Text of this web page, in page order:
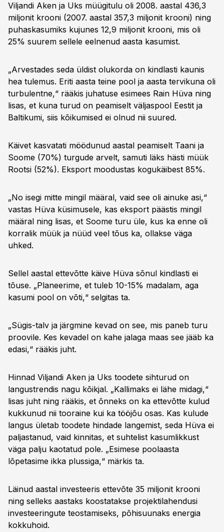
Viljandi Aken ja Uks müügitulu oli 2008. aastal 436,3
miljonit krooni (2007. aastal 357,3 miljonit krooni) ning
puhaskasumiks kujunes 12,9 miljonit krooni, mis oli
25% suurem sellele eelnenud aasta kasumist.
„Arvestades seda üldist olukorda on kindlasti kaunis
hea tulemus. Eriti aasta teine pool ja aasta tervikuna oli
turbulentne,“ rääkis juhatuse esimees Rain Hüva ning
lisas, et kuna turud on peamiselt väljaspool Eestit ja
Baltikumi, siis kõikumised ei olnud nii suured.
Käivet kasvatati möödunud aastal peamiselt Taani ja
Soome (70%) turgude arvelt, samuti läks hästi müük
Rootsi (52%). Eksport moodustas kogukäibest 85%.
„No isegi mitte mingil määral, vaid see oli ainuke asi,“
vastas Hüva küsimusele, kas eksport päästis mingil
määral ning lisas, et Soome turu üle, kus ka enne oli
korralik müük ja nüüd veel tõus ka, ollakse väga
uhked.
Sellel aastal ettevõtte käive Hüva sõnul kindlasti ei
tõuse. „Planeerime, et tuleb 10-15% madalam, aga
kasumi pool on võti,“ selgitas ta.
„Sügis-talv ja järgmine kevad on see, mis paneb turu
proovile. Kes kevadel on kahe jalaga maas see jääb ka
edasi,“ rääkis juht.
Hinnad Viljandi Aken ja Uks toodete sihturud on
langustrendis nagu kõikjal. „Kallimaks ei lähe midagi,“
lisas juht ning rääkis, et õnneks on ka ettevõtte kulud
kukkunud nii tooraine kui ka tööjõu osas. Kas kulude
langus ületab toodete hindade langemist, seda Hüva ei
paljastanud, vaid kinnitas, et suhtelist kasumlikkust
väga palju kaotatud pole. „Esimese poolaasta
lõpetasime ikka plussiga,“ märkis ta.
Läinud aastal investeeris ettevõte 35 miljonit krooni
ning selleks aastaks koostatakse projektilahendusi
investeeringute teostamiseks, põhisuunaks energia
kokkuhoid.